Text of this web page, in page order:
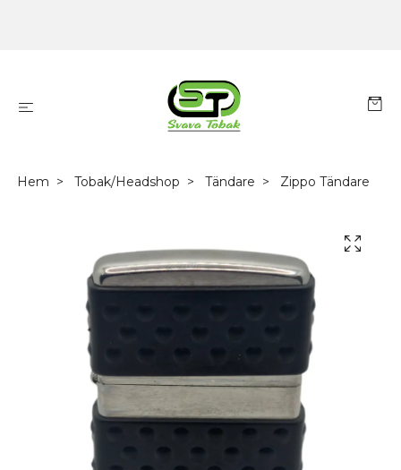
Hem Tobak/Headshop Tändare Zippo Tändare